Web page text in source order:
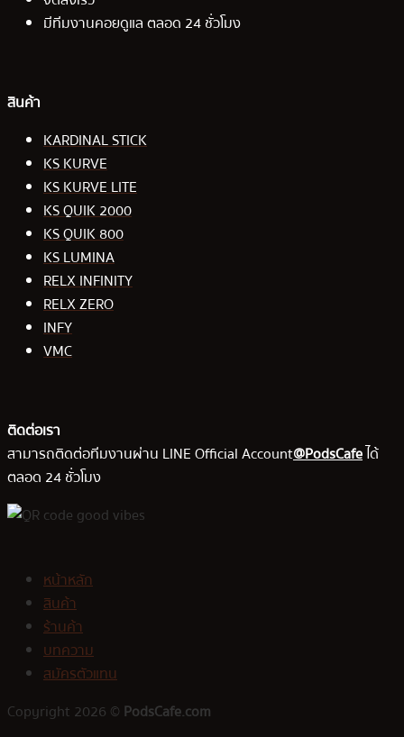
มีทีมงานคอยดูแล ตลอด 24 ชั่วโมง
สินค้า
KARDINAL STICK
KS KURVE
KS KURVE LITE
KS QUIK 2000
KS QUIK 800
KS LUMINA
RELX INFINITY
RELX ZERO
INFY
VMC
ติดต่อเรา
สามารถติดต่อทีมงานผ่าน LINE Official Account@PodsCafeได้
ตลอด 24 ชั่วโมง
หน้าหลัก
สินค้า
ร้านค้า
บทความ
สมัครตัวแทน
Copyright 2026 © PodsCafe.com